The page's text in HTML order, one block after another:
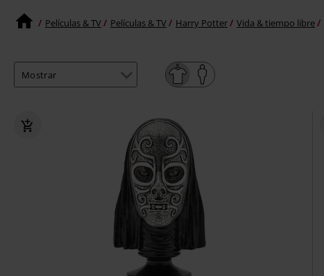
Películas & TV Películas & TV Harry Potter Vida & tiempo libre